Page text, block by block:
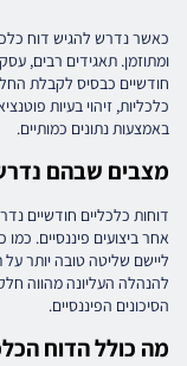
כאשר נדרש להגיש דוח
ומתוזמן. תאגידים רבים,
חודשיים כבסיס לקבלת
כלכליות, זיהוי בעיות
באמצעות נתונים כמותיים.
מצבים שבהם
דוחות כלכליים חודשיים
אחר ביצועים פיננסיים.
ליישם שליטה טובה יותר
להנהלה העליונה מהווה
הסיכונים הפיננסיים.
מה כולל הדוח